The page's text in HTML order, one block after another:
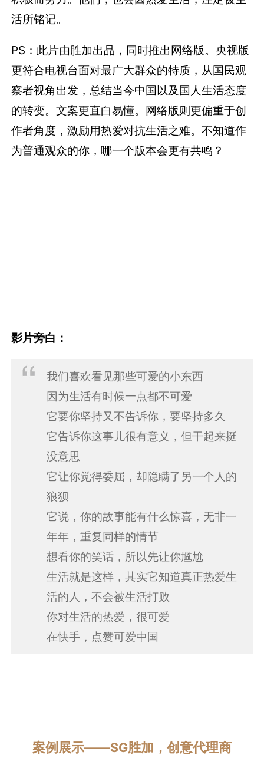
活所铭记。
PS：此片由胜加出品，同时推出网络版。央视版
更符合电视台面对最广大群众的特质，从国民观
察者视角出发，总结当今中国以及国人生活态度
的转变。文案更直白易懂。网络版则更偏重于创
作者角度，激励用热爱对抗生活之难。不知道作
为普通观众的你，哪一个版本会更有共鸣？
影片旁白：
我们喜欢看见那些可爱的小东西
因为生活有时候⼀点都不可爱
它要你坚持又不告诉你，要坚持多久
它告诉你这事⼉很有意义，但⼲起来挺
没意思
它让你觉得委屈，却隐瞒了另⼀个⼈的
狼狈
它说，你的故事能有什么惊喜，无非⼀
年年，重复同样的情节
想看你的笑话，所以先让你尴尬
生活就是这样，其实它知道真正热爱生
活的⼈，不会被生活打败
你对生活的热爱，很可爱
在快⼿，点赞可爱中国
案例展示——SG胜加，创意代理商